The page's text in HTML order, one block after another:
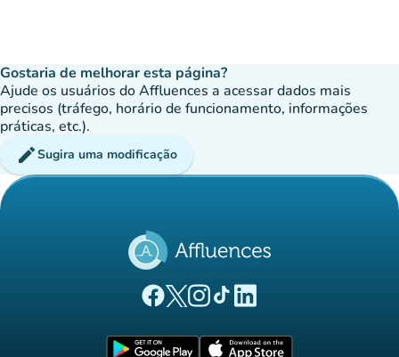
Gostaria de melhorar esta página?
Ajude os usuários do Affluences a acessar dados mais
precisos (tráfego, horário de funcionamento, informações
práticas, etc.).
editSugira uma modificação
(novo separador)
(novo separador)
(novo separador)
(novo separador)
(novo separador)